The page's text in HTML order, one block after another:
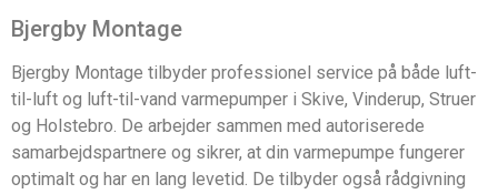
Bjergby Montage
Bjergby Montage tilbyder professionel service på både luft-
til-luft og luft-til-vand varmepumper i Skive, Vinderup, Struer
og Holstebro. De arbejder sammen med autoriserede
samarbejdspartnere og sikrer, at din varmepumpe fungerer
optimalt og har en lang levetid. De tilbyder også rådgivning